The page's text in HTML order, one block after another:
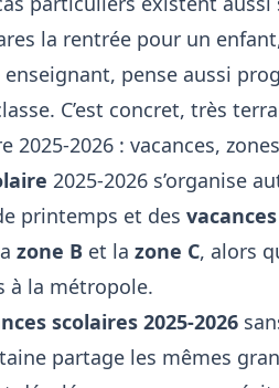
la rentrée pour un
pense aussi
C’est concret, très
2025-2026 : vacances,
2025-2026 s’organise
printemps et des vacances
zone B et la zone C, alors
à la métropole.
scolaires 2025-2026
partage les mêmes